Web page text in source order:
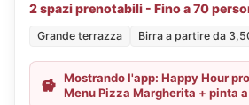
2 spazi prenotabili - Fino a 70
Grande terrazza Birra a partire da
Mostrando l'app: Happy Hour
Menu Pizza Margherita + pinta a